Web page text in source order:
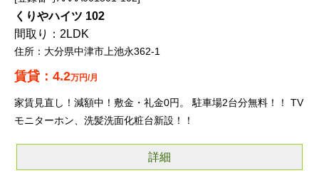
くりやハイツ 102
2LDK
大分県中津市上池永362-1
4.2万円/月
家賃見直し！減額中！敷金・礼金0円。 駐車場2台分無料！！ TV
モニターホン、洗髪洗面化粧台新設！！
詳細